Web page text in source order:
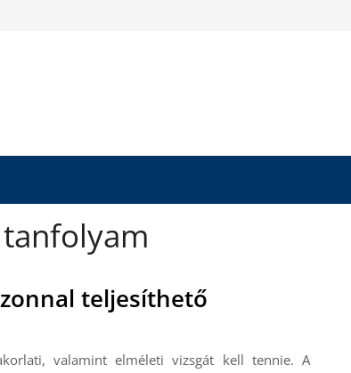
teljesíthető
valamint elméleti vizsgát kell tennie. A